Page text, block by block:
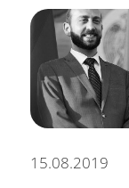
15.08.2019